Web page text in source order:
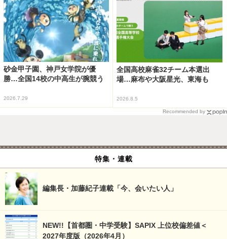
砂金甲子園、神戸女学院が優
勝…全国14校の中高生が腕競う
2026.7.29
全国高校麻雀32チーム本選出
場…麻布や大阪星光、東海も
2026.8.5
Recommended by
特集・連載
編集長・加藤紀子連載「今、会いたい人」
NEW!!【首都圏・中学受験】SAPIX 上位校偏差値＜
2027年度版（2026年4月）